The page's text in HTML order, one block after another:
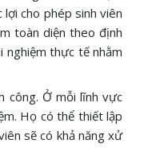
cho phép sinh viên
toàn diện theo định
nghiệm thực tế nhằm
công. Ở mỗi lĩnh vực
Họ có thể thiết lập
sẽ có khả năng xử